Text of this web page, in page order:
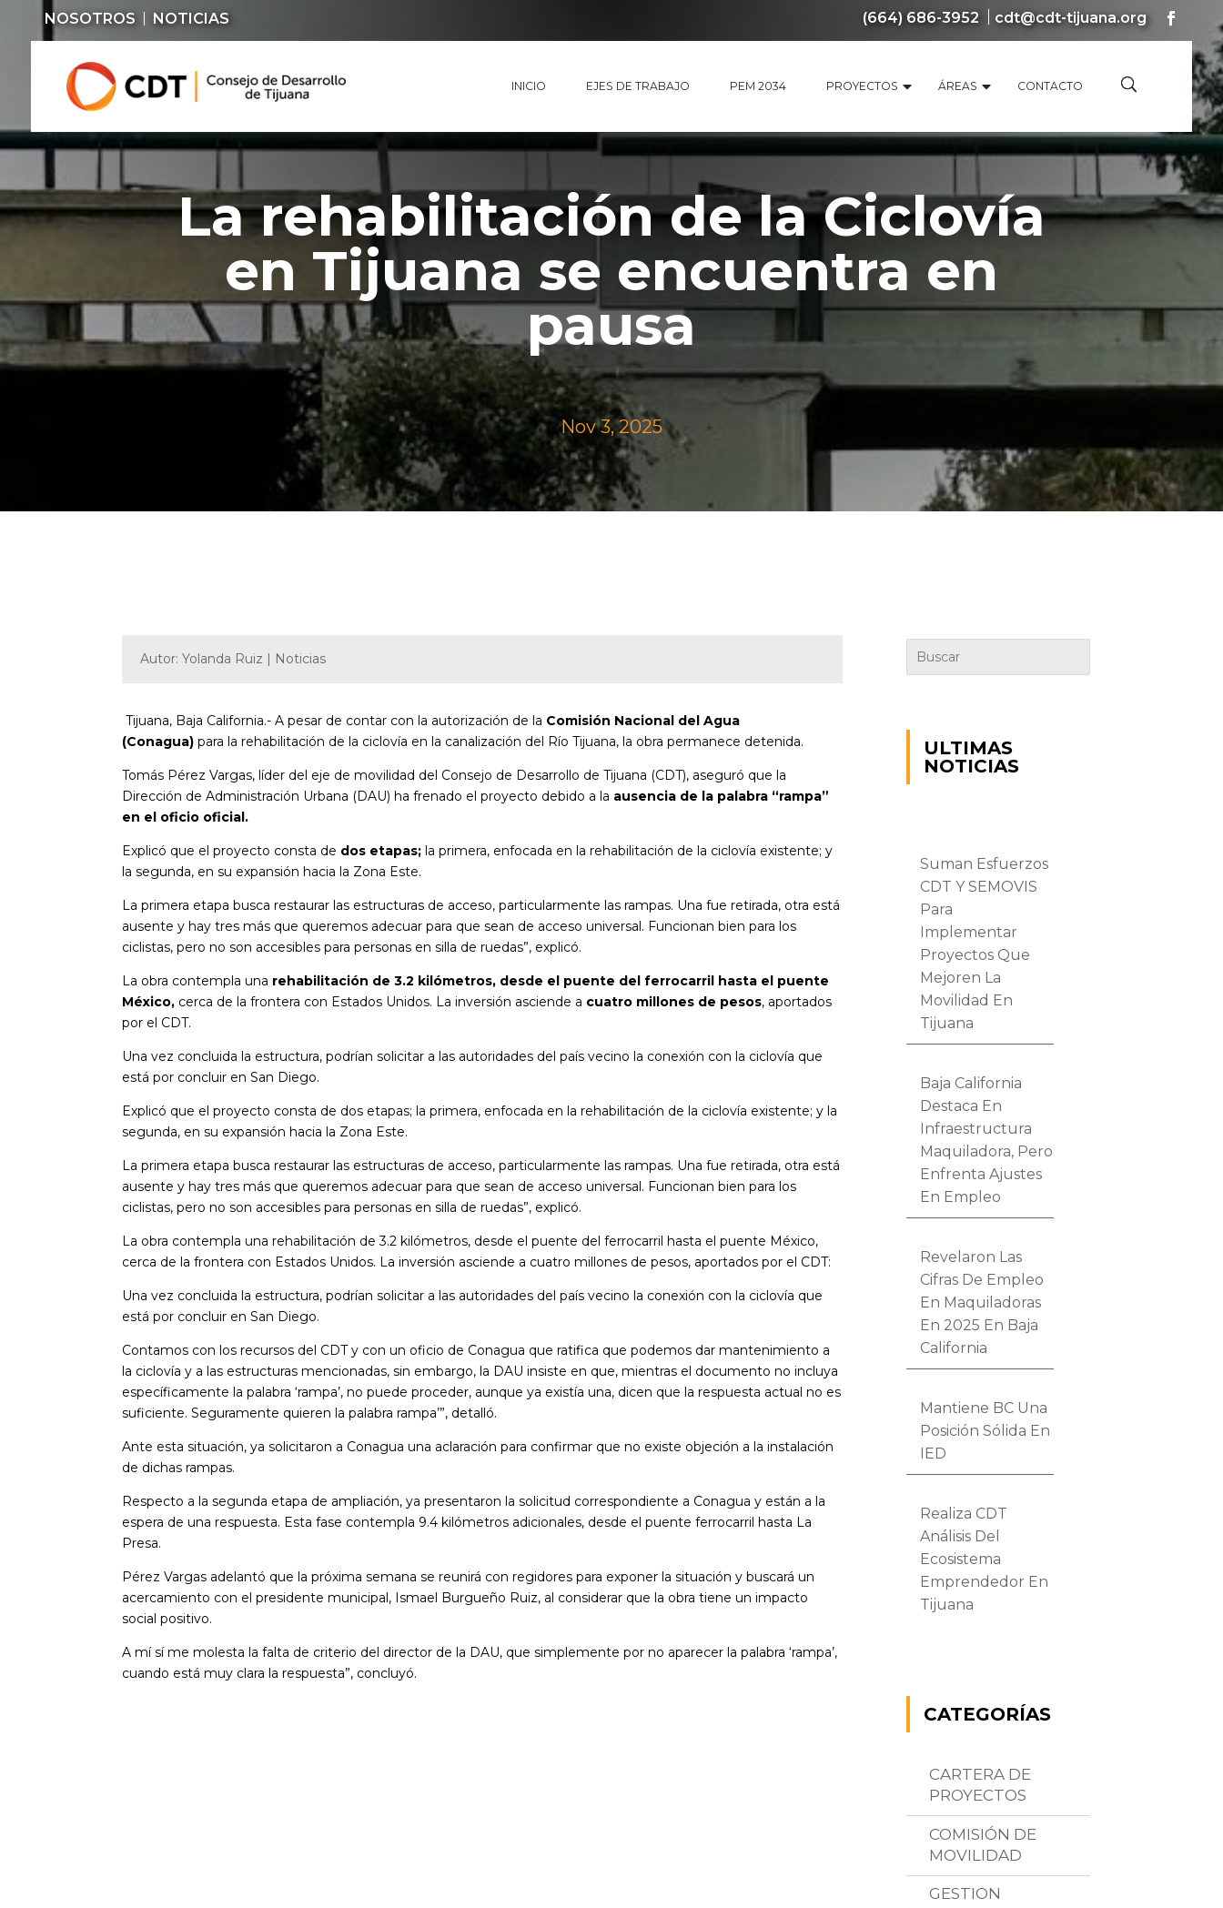
(664) 686-3952 cdt@cdt-tijuana.org
NOSOTROS NOTICIAS
INICIO EJES DE TRABAJO PEM 2034 PROYECTOS ÁREAS CONTACTO
La rehabilitación de la Ciclovía
en Tijuana se encuentra en
pausa
Nov 3, 2025
Autor: Yolanda Ruiz | Noticias
Tijuana, Baja California.- A pesar de contar con la autorización de la Comisión Nacional del Agua
(Conagua) para la rehabilitación de la ciclovía en la canalización del Río Tijuana, la obra permanece detenida.
Tomás Pérez Vargas, líder del eje de movilidad del Consejo de Desarrollo de Tijuana (CDT), aseguró que la
Dirección de Administración Urbana (DAU) ha frenado el proyecto debido a la ausencia de la palabra “rampa”
en el oficio oficial.
Explicó que el proyecto consta de dos etapas; la primera, enfocada en la rehabilitación de la ciclovía existente; y
la segunda, en su expansión hacia la Zona Este.
La primera etapa busca restaurar las estructuras de acceso, particularmente las rampas. Una fue retirada, otra está
ausente y hay tres más que queremos adecuar para que sean de acceso universal. Funcionan bien para los
ciclistas, pero no son accesibles para personas en silla de ruedas”, explicó.
La obra contempla una rehabilitación de 3.2 kilómetros, desde el puente del ferrocarril hasta el puente
México, cerca de la frontera con Estados Unidos. La inversión asciende a cuatro millones de pesos, aportados
por el CDT.
Una vez concluida la estructura, podrían solicitar a las autoridades del país vecino la conexión con la ciclovía que
está por concluir en San Diego.
Explicó que el proyecto consta de dos etapas; la primera, enfocada en la rehabilitación de la ciclovía existente; y la
segunda, en su expansión hacia la Zona Este.
La primera etapa busca restaurar las estructuras de acceso, particularmente las rampas. Una fue retirada, otra está
ausente y hay tres más que queremos adecuar para que sean de acceso universal. Funcionan bien para los
ciclistas, pero no son accesibles para personas en silla de ruedas”, explicó.
La obra contempla una rehabilitación de 3.2 kilómetros, desde el puente del ferrocarril hasta el puente México,
cerca de la frontera con Estados Unidos. La inversión asciende a cuatro millones de pesos, aportados por el CDT:
Una vez concluida la estructura, podrían solicitar a las autoridades del país vecino la conexión con la ciclovía que
está por concluir en San Diego.
Contamos con los recursos del CDT y con un oficio de Conagua que ratifica que podemos dar mantenimiento a
la ciclovía y a las estructuras mencionadas, sin embargo, la DAU insiste en que, mientras el documento no incluya
específicamente la palabra ‘rampa’, no puede proceder, aunque ya existía una, dicen que la respuesta actual no es
suficiente. Seguramente quieren la palabra rampa’”, detalló.
Ante esta situación, ya solicitaron a Conagua una aclaración para confirmar que no existe objeción a la instalación
de dichas rampas.
Respecto a la segunda etapa de ampliación, ya presentaron la solicitud correspondiente a Conagua y están a la
espera de una respuesta. Esta fase contempla 9.4 kilómetros adicionales, desde el puente ferrocarril hasta La
Presa.
Pérez Vargas adelantó que la próxima semana se reunirá con regidores para exponer la situación y buscará un
acercamiento con el presidente municipal, Ismael Burgueño Ruiz, al considerar que la obra tiene un impacto
social positivo.
A mí sí me molesta la falta de criterio del director de la DAU, que simplemente por no aparecer la palabra ‘rampa’,
cuando está muy clara la respuesta”, concluyó.
ULTIMAS
NOTICIAS
Suman Esfuerzos
CDT Y SEMOVIS
Para
Implementar
Proyectos Que
Mejoren La
Movilidad En
Tijuana
Baja California
Destaca En
Infraestructura
Maquiladora, Pero
Enfrenta Ajustes
En Empleo
Revelaron Las
Cifras De Empleo
En Maquiladoras
En 2025 En Baja
California
Mantiene BC Una
Posición Sólida En
IED
Realiza CDT
Análisis Del
Ecosistema
Emprendedor En
Tijuana
CATEGORÍAS
CARTERA DE
PROYECTOS
COMISIÓN DE
MOVILIDAD
GESTION